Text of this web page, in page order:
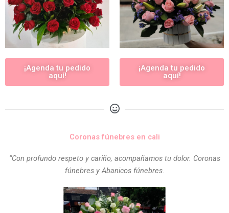
¡Agenda tu pedido
aquí!
¡Agenda tu pedido
aquí!
Coronas fúnebres en cali
“Con profundo respeto y cariño, acompañamos tu dolor. Coronas
fúnebres y Abanicos fúnebres.